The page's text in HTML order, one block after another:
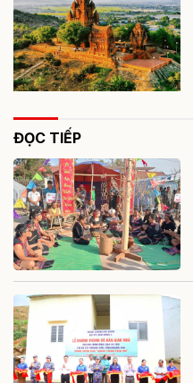
ĐỌC TIẾP